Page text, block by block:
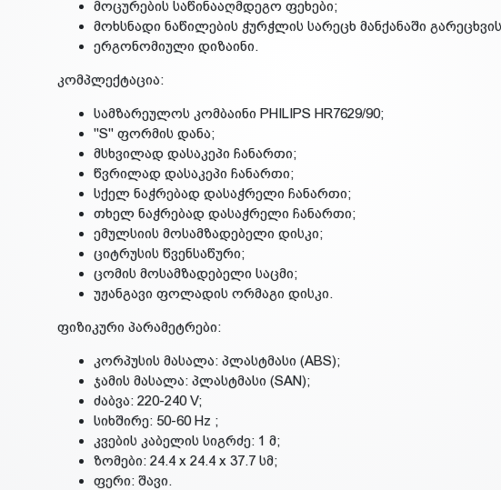
მოცურების საწინააღმდეგო ფეხები;
მოხსნადი ნაწილების ჭურჭლის სარეცხ მანქანაში
ერგონომიული დიზაინი.
კომპლექტაცია:
სამზარეულოს კომბაინი PHILIPS HR7629/90;
"S" ფორმის დანა;
მსხვილად დასაკეპი ჩანართი;
წვრილად დასაკეპი ჩანართი;
სქელ ნაჭრებად დასაჭრელი ჩანართი;
თხელ ნაჭრებად დასაჭრელი ჩანართი;
ემულსიის მოსამზადებელი დისკი;
ციტრუსის წვენსაწური;
ცომის მოსამზადებელი საცმი;
უჟანგავი ფოლადის ორმაგი დისკი.
ფიზიკური პარამეტრები:
კორპუსის მასალა: პლასტმასი (ABS);
ჯამის მასალა: პლასტმასი (SAN);
ძაბვა: 220-240 V;
სიხშირე: 50-60 Hz ;
კვების კაბელის სიგრძე: 1 მ;
ზომები: 24.4 x 24.4 x 37.7 სმ;
ფერი: შავი.